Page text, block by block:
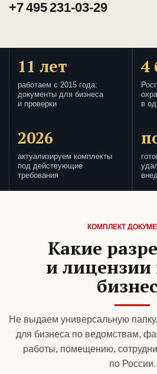
+7 495 231-03-29
11 лет
работаем с 2015 года:
документы для бизнеса
и проверки
4
в
2026
актуализируем комплекты
под действующие
требования
КОМПЛЕКТ
Какие
и
Не выдаем универсальную
для бизнеса по ведомствам,
работы, помещению,
по России.